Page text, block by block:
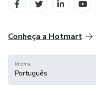
Conheça a Hotmart
Idioma
Português